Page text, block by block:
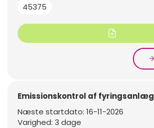
45375
Emissionskontrol af fyringsanlæg
Næste startdato: 16-11-2026
Varighed: 3 dage